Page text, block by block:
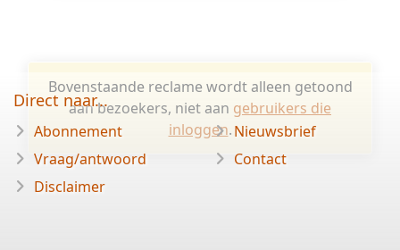
Bovenstaande reclame wordt alleen getoond
aan bezoekers, niet aan gebruikers die
inloggen.
Direct naar...
Abonnement
Vraag/antwoord
Disclaimer
Nieuwsbrief
Contact